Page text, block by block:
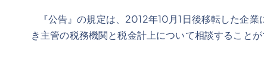
『公告』の規定は、2012年10月1日後移転した企
き主管の税務機関と税金計上について相談することが